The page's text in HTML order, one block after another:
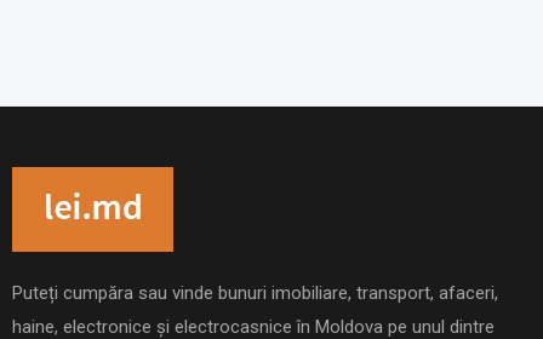
Puteți cumpăra sau vinde bunuri imobiliare, transport, afaceri,
haine, electronice și electrocasnice în Moldova pe unul dintre